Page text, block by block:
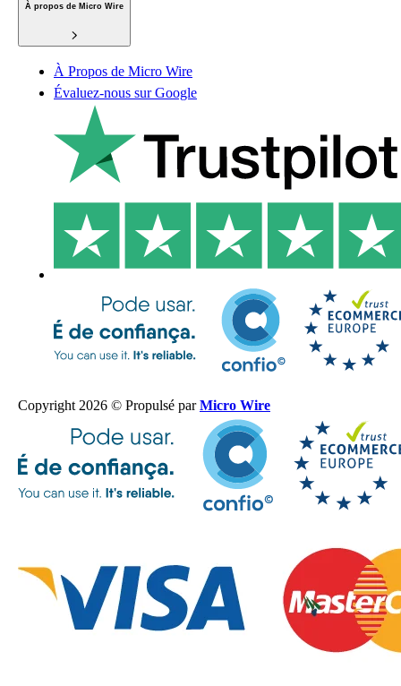
À propos de Micro Wire
À Propos de Micro Wire
Évaluez-nous sur Google
Copyright 2026 © Propulsé parMicro Wire